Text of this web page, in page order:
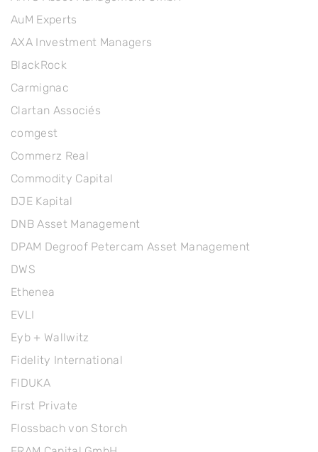
AuM Experts
AXA Investment Managers
BlackRock
Carmignac
Clartan Associés
comgest
Commerz Real
Commodity Capital
DJE Kapital
DNB Asset Management
DPAM Degroof Petercam Asset Management
DWS
Ethenea
EVLI
Eyb + Wallwitz
Fidelity International
FIDUKA
First Private
Flossbach von Storch